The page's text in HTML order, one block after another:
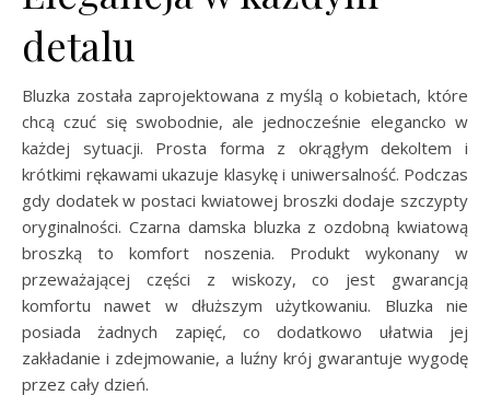
detalu
Bluzka została zaprojektowana z myślą o kobietach, które
chcą czuć się swobodnie, ale jednocześnie elegancko w
każdej sytuacji. Prosta forma z okrągłym dekoltem i
krótkimi rękawami ukazuje klasykę i uniwersalność. Podczas
gdy dodatek w postaci kwiatowej broszki dodaje szczypty
oryginalności. Czarna damska bluzka z ozdobną kwiatową
broszką to komfort noszenia. Produkt wykonany w
przeważającej części z wiskozy, co jest gwarancją
komfortu nawet w dłuższym użytkowaniu. Bluzka nie
posiada żadnych zapięć, co dodatkowo ułatwia jej
zakładanie i zdejmowanie, a luźny krój gwarantuje wygodę
przez cały dzień.